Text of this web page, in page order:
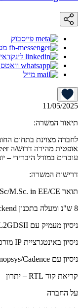
פייסבוק
מייל
11/05/2025
תיאור המשרה:
לחברה מצוינת בתחום
אופטית מהירה דרוש/ה Back End Engineer
עובדים במודל היברידי –
דרישות המשרה:
תואר B.Sc/M.Sc. in EE/CE – חובה
8 ש"נ ומעלה בתכנון Backend – חובה
ניסיון מעמיק עם RTL2GDSII – חובה
ניסיון באינטגרציית IP מורכבת, DFT, PG Mesh, P&R – חובה
ניסיון עם Synopsys/Cadence – יתרון
קריאת קוד RTL – יתרון
על החברה